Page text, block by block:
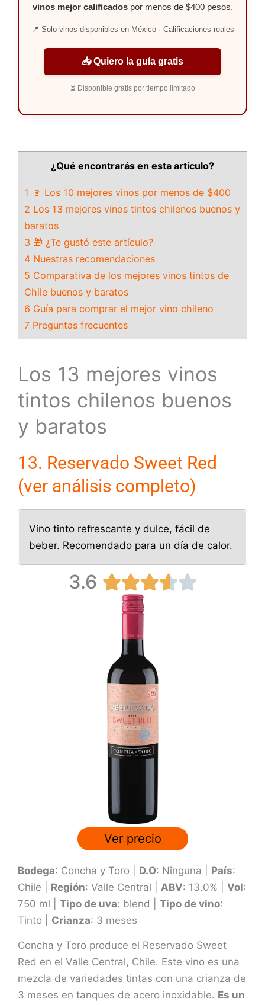
vinos mejor calificadospor menos de $400 pesos.
📍 Solo vinos disponibles en México · Calificaciones reales
📥 Quiero la guía gratis
⏳ Disponible gratis por tiempo limitado
¿Qué encontrarás en esta artículo?
1 🍷 Los 10 mejores vinos por menos de $400
2 Los 13 mejores vinos tintos chilenos buenos y
baratos
3 🎁 ¿Te gustó este artículo?
4 Nuestras recomendaciones
5 Comparativa de los mejores vinos tintos de
Chile buenos y baratos
6 Guía para comprar el mejor vino chileno
7 Preguntas frecuentes
Los 13 mejores vinos
tintos chilenos buenos
y baratos
13. Reservado Sweet Red
(ver análisis completo)
Vino tinto refrescante y dulce, fácil de
beber. Recomendado para un día de calor.
3.6 V
Ver precio
Bodega: Concha y Toro | D.O: Ninguna | País:
Chile | Región: Valle Central | ABV: 13.0% | Vol:
750 ml | Tipo de uva: blend | Tipo de vino:
Tinto | Crianza: 3 meses
Concha y Toro produce el Reservado Sweet
Red en el Valle Central, Chile. Este vino es una
mezcla de variedades tintas con una crianza de
3 meses en tanques de acero inoxidable. Es un